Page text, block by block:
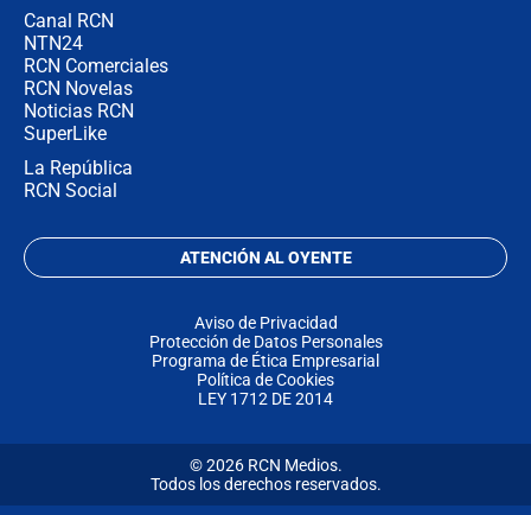
Canal RCN
NTN24
RCN Comerciales
RCN Novelas
Noticias RCN
SuperLike
La República
RCN Social
ATENCIÓN AL OYENTE
Aviso de Privacidad
Protección de Datos Personales
Programa de Ética Empresarial
Política de Cookies
LEY 1712 DE 2014
© 2026 RCN Medios.
Todos los derechos reservados.